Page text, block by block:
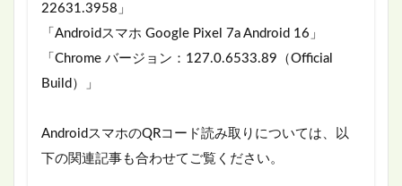
22631.3958」
「Androidスマホ Google Pixel 7a Android 16」
「Chrome バージョン：127.0.6533.89（Official
Build）」
AndroidスマホのQRコード読み取りについては、以
下の関連記事も合わせてご覧ください。